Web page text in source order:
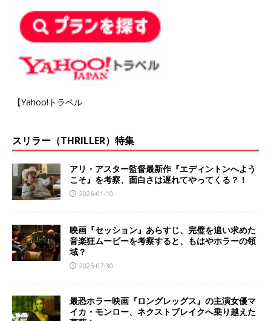
【Yahoo!トラベル
スリラー（THRILLER）特集
アリ・アスター監督最新作『エディントンへよう
こそ』を考察、面白さは遅れてやってくる？！
2026-01-10
映画『セッション』あらすじ、完璧を追い求めた
音楽狂ムービーを考察すると、もはやホラーの領
域？
2025-07-30
最恐ホラー映画『ロングレッグス』の主演女優マ
イカ・モンロー、ネクストブレイクへ乗り越えた